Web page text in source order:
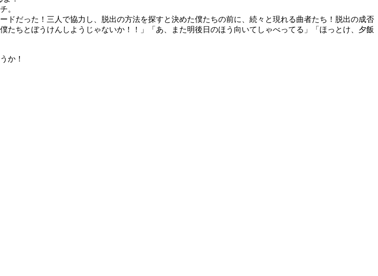
。
ドだった！三人で協力し、脱出の方法を探すと決めた僕たちの前に、続々と現れる曲者たち！脱出の成否
ちとぼうけんしようじゃないか！！」「あ、また明後日のほう向いてしゃべってる」「ほっとけ、夕飯
か！